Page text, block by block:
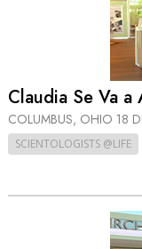
Claudia Se Va a
COLUMBUS, OHIO 18
SCIENTOLOGISTS @LIFE